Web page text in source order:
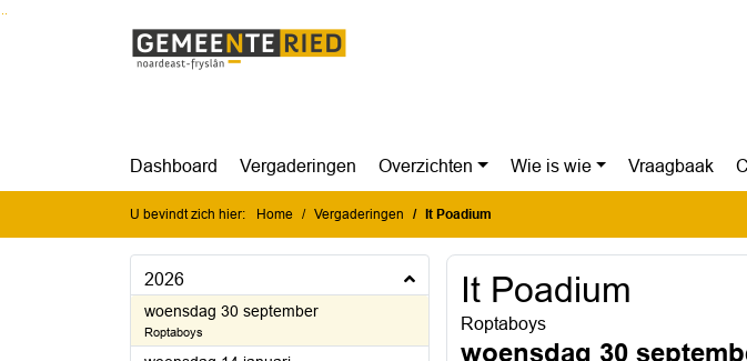
Ga naar de inhoud van deze pagina
Ga naar het zoeken
Ga naar het menu
Dashboard Vergaderingen Overzichten Wie is wie Vraagbaak
U bevindt zich hier: Home Vergaderingen It Poadium
2026
woensdag 30 september2026
Roptaboys
It Poadium
Roptaboys
woensdag 30